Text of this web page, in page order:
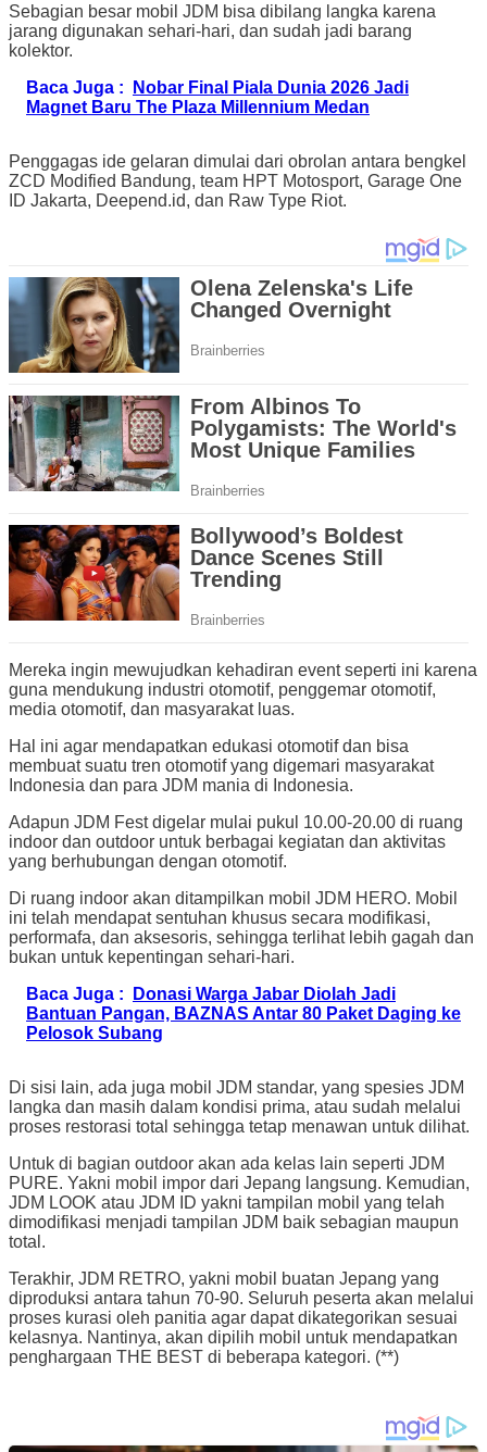
Sebagian besar mobil JDM bisa dibilang langka karena
jarang digunakan sehari-hari, dan sudah jadi barang
kolektor.
Baca Juga :
Nobar Final Piala Dunia 2026 Jadi
Magnet Baru The Plaza Millennium Medan
Penggagas ide gelaran dimulai dari obrolan antara bengkel
ZCD Modified Bandung, team HPT Motosport, Garage One
ID Jakarta, Deepend.id, dan Raw Type Riot.
Mereka ingin mewujudkan kehadiran event seperti ini karena
guna mendukung industri otomotif, penggemar otomotif,
media otomotif, dan masyarakat luas.
Hal ini agar mendapatkan edukasi otomotif dan bisa
membuat suatu tren otomotif yang digemari masyarakat
Indonesia dan para JDM mania di Indonesia.
Adapun JDM Fest digelar mulai pukul 10.00-20.00 di ruang
indoor dan outdoor untuk berbagai kegiatan dan aktivitas
yang berhubungan dengan otomotif.
Di ruang indoor akan ditampilkan mobil JDM HERO. Mobil
ini telah mendapat sentuhan khusus secara modifikasi,
performafa, dan aksesoris, sehingga terlihat lebih gagah dan
bukan untuk kepentingan sehari-hari.
Baca Juga :
Donasi Warga Jabar Diolah Jadi
Bantuan Pangan, BAZNAS Antar 80 Paket Daging ke
Pelosok Subang
Di sisi lain, ada juga mobil JDM standar, yang spesies JDM
langka dan masih dalam kondisi prima, atau sudah melalui
proses restorasi total sehingga tetap menawan untuk dilihat.
Untuk di bagian outdoor akan ada kelas lain seperti JDM
PURE. Yakni mobil impor dari Jepang langsung. Kemudian,
JDM LOOK atau JDM ID yakni tampilan mobil yang telah
dimodifikasi menjadi tampilan JDM baik sebagian maupun
total.
Terakhir, JDM RETRO, yakni mobil buatan Jepang yang
diproduksi antara tahun 70-90. Seluruh peserta akan melalui
proses kurasi oleh panitia agar dapat dikategorikan sesuai
kelasnya. Nantinya, akan dipilih mobil untuk mendapatkan
penghargaan THE BEST di beberapa kategori. (**)